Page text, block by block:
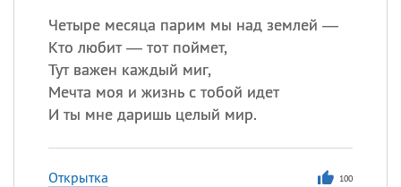
Четыре месяца парим мы над землей —
Кто любит — тот поймет,
Тут важен каждый миг,
Мечта моя и жизнь с тобой идет
И ты мне даришь целый мир.
Открытка 100